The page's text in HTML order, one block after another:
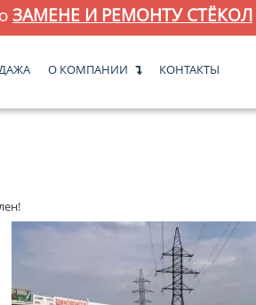
ЗАМЕНЕ И РЕМОНТУ СТЁКОЛ
О КОМПАНИИ КОНТАКТЫ